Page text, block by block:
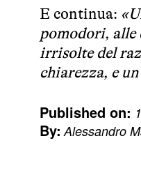
E continua:
pomodori,
irrisolte del
chiarezza, e
Published on:
By: Alessandro